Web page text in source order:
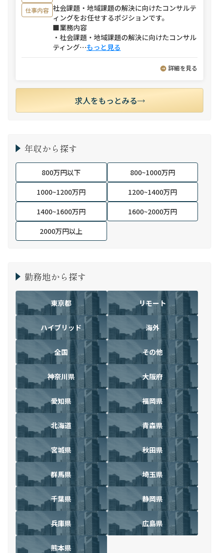
仕事内容 社会課題・地域課題の解決に向けたコンサルテ
ィングをお任せするポジションです。
■業務内容
・社会課題・地域課題の解決に向けたコンサル
ティング⋯もっと見る
詳細を見る
求人をもっとみる
年収から探す
800万円以下
800~1000万円
1000~1200万円
1200~1400万円
1400~1600万円
1600~2000万円
2000万円以上
勤務地から探す
東京都 リモート
ハイブリッド 海外
全国 その他
神奈川県 大阪府
愛知県 福岡県
北海道 青森県
宮城県 秋田県
群馬県 埼玉県
千葉県 静岡県
兵庫県 広島県
熊本県